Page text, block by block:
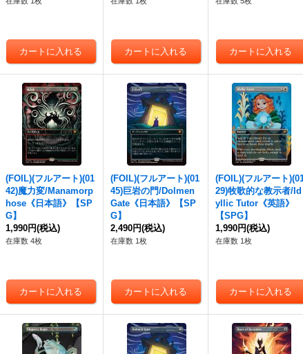
(FOIL)(フルアート)(01
42)魔力変/Manamorp
hose《日本語》【SP
G】
1,990円(税込)
在庫数 4枚
(FOIL)(フルアート)(01
45)巨岩の門/Dolmen
Gate《日本語》【SP
G】
2,490円(税込)
在庫数 1枚
(FOIL)(フルアート
29)牧歌的な教示者/Id
yllic Tutor《英語》
【SPG】
1,990円(税込)
在庫数 1枚